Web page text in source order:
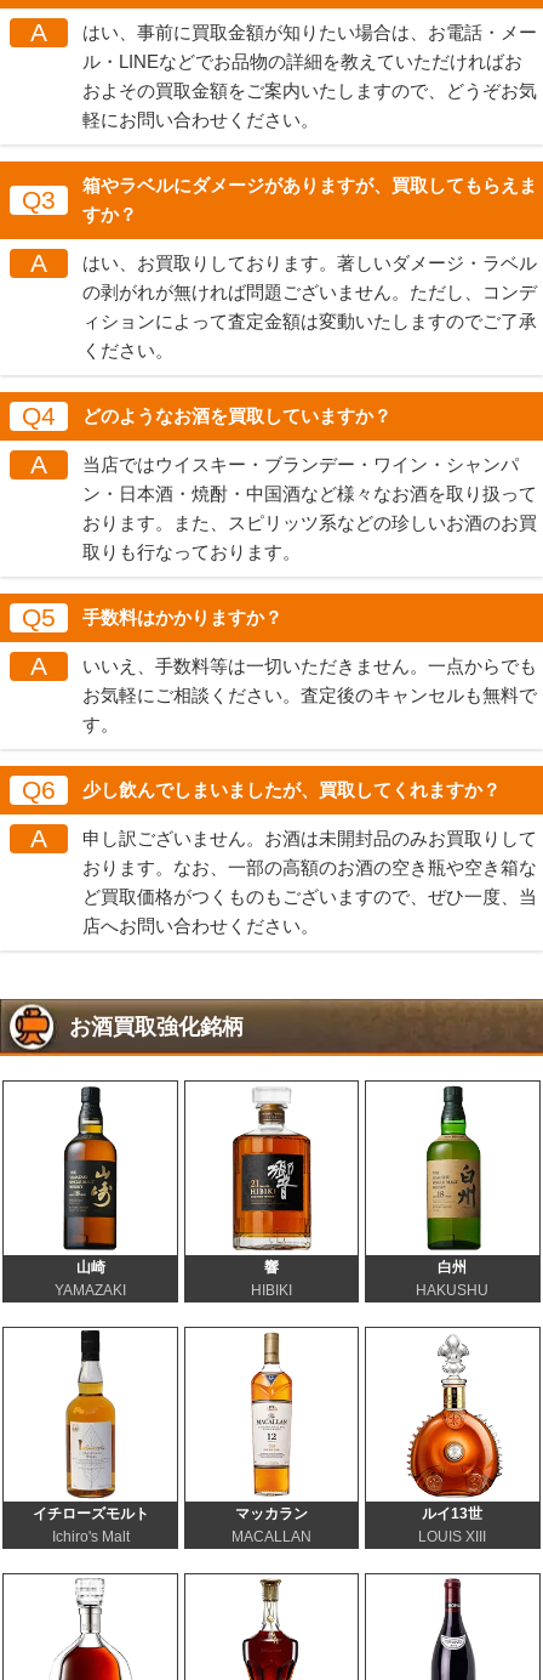
A
はい、事前に買取金額が知りたい場合は、お電話・メー
ル・LINEなどでお品物の詳細を教えていただければお
およその買取金額をご案内いたしますので、どうぞお気
軽にお問い合わせください。
Q3
箱やラベルにダメージがありますが、買取してもらえま
すか？
A
はい、お買取りしております。著しいダメージ・ラベル
の剥がれが無ければ問題ございません。ただし、コンデ
ィションによって査定金額は変動いたしますのでご了承
ください。
Q4 どのようなお酒を買取していますか？
A
当店ではウイスキー・ブランデー・ワイン・シャンパ
ン・日本酒・焼酎・中国酒など様々なお酒を取り扱って
おります。また、スピリッツ系などの珍しいお酒のお買
取りも行なっております。
Q5 手数料はかかりますか？
A
いいえ、手数料等は一切いただきません。一点からでも
お気軽にご相談ください。査定後のキャンセルも無料で
す。
Q6 少し飲んでしまいましたが、買取してくれますか？
A
申し訳ございません。お酒は未開封品のみお買取りして
おります。なお、一部の高額のお酒の空き瓶や空き箱な
ど買取価格がつくものもございますので、ぜひ一度、当
店へお問い合わせください。
お酒買取強化銘柄
山崎
YAMAZAKI
響
HIBIKI
白州
HAKUSHU
イチローズモルト
Ichiro's Malt
マッカラン
MACALLAN
ルイ13世
LOUIS XIII